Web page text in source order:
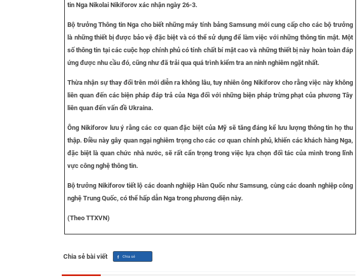
tin Nga Nikolai Nikiforov xác nhận ngày 26-3.
Bộ trưởng Thông tin Nga cho biết những máy tính bảng Samsung mới cung cấp cho các bộ trưởng
là những thiết bị được bảo vệ đặc biệt và có thể sử dụng để làm việc với những thông tin mật. Một
số thông tin tại các cuộc họp chính phủ có tính chất bí mật cao và những thiết bị này hoàn toàn đáp
ứng được nhu cầu đó, cũng như đã trải qua quá trình kiểm tra an ninh nghiêm ngặt nhất.
Thừa nhận sự thay đổi trên mới diễn ra không lâu, tuy nhiên ông Nikiforov cho rằng việc này không
liên quan đến các biện pháp đáp trả của Nga đối với những biện pháp trừng phạt của phương Tây
liên quan đến vấn đề Ukraina.
Ông Nikiforov lưu ý rằng các cơ quan đặc biệt của Mỹ sẽ tăng đáng kể lưu lượng thông tin họ thu
thập. Điều này gây quan ngại nghiêm trọng cho các cơ quan chính phủ, khiến các khách hàng Nga,
đặc biệt là quan chức nhà nước, sẽ rất cẩn trọng trong việc lựa chọn đối tác của mình trong lĩnh
vực công nghệ thông tin.
Bộ trưởng Nikiforov tiết lộ các doanh nghiệp Hàn Quốc như Samsung, cùng các doanh nghiệp công
nghệ Trung Quốc, có thể hấp dẫn Nga trong phương diện này.
(Theo TTXVN)
Chia sẻ bài viết